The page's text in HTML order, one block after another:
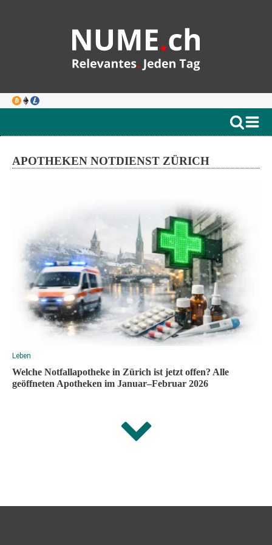
APOTHEKEN NOTDIENST ZÜRICH
Leben
Welche Notfallapotheke in Zürich ist jetzt offen? Alle
geöffneten Apotheken im Januar–Februar 2026